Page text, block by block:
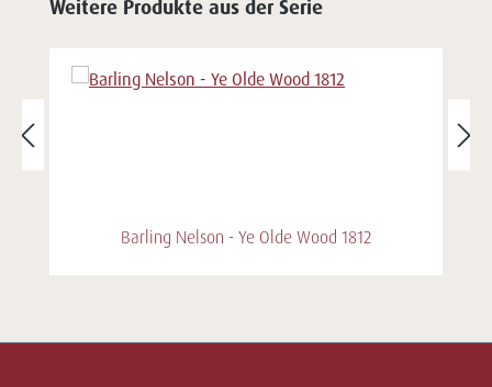
Weitere Produkte aus der Serie
Barling Nelson - Ye Olde Wood 1812